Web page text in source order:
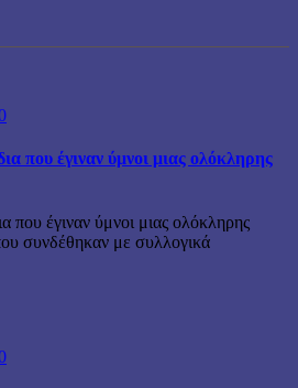
που έγιναν ύμνοι μιας ολόκληρης
που έγιναν ύμνοι μιας ολόκληρης
συνδέθηκαν με συλλογικά